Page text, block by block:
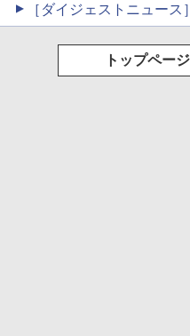
［ダイジェストニュー
トップペー